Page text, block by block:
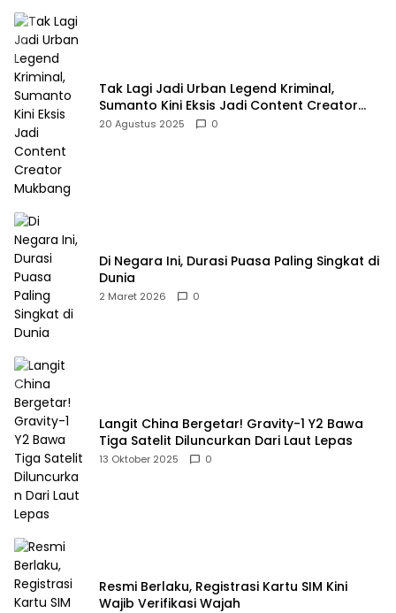
Tak Lagi Jadi Urban Legend Kriminal,
Sumanto Kini Eksis Jadi Content Creator
Mukbang
20 Agustus 2025 0
Di Negara Ini, Durasi Puasa Paling Singkat di
Dunia
2 Maret 2026 0
Langit China Bergetar! Gravity-1 Y2 Bawa
Tiga Satelit Diluncurkan Dari Laut Lepas
13 Oktober 2025 0
Resmi Berlaku, Registrasi Kartu SIM Kini
Wajib Verifikasi Wajah